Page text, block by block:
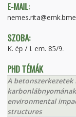
E-MAIL:
SZOBA:
K. ép / I. em. 85/9.
PHD TÉMÁK
A
environmental
structures